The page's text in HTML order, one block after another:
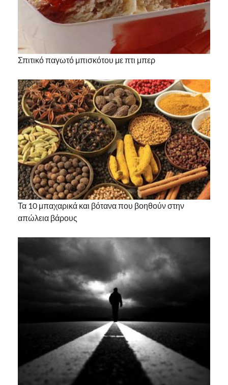
Σπιτικό παγωτό μπισκότου με πτι μπερ
Τα 10 μπαχαρικά και βότανα που βοηθούν στην
απώλεια βάρους